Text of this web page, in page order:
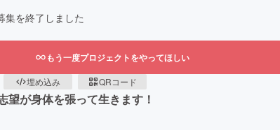
集を終了しました
もう一度プロジェクトをやってほしい
埋め込み QRコード
が身体を張って生きます！